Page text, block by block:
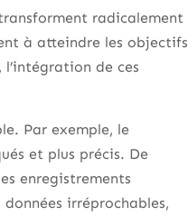
radicalement
à atteindre les objectifs
de ces
Par exemple, le
et plus précis. De
enregistrements
irréprochables,